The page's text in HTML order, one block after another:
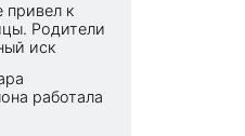
привел к
Родители
иск
работала